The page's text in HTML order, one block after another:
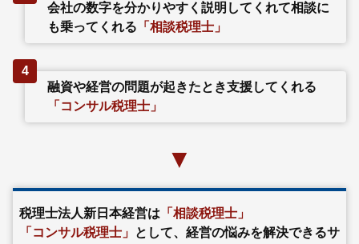
会社の数字を分かりやすく説明してくれて相談に
も乗ってくれる 「相談税理士」
4
融資や経営の問題が起きたとき支援してくれる
「コンサル税理士」
▼
税理士法人新日本経営は 「相談税理士」
「コンサル税理士」 として、 経営の悩みを解決できるサ